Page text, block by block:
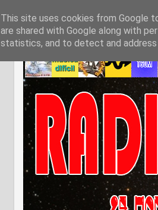
This site uses cookies from Google
are shared with Google along with
statistics, and to detect and address